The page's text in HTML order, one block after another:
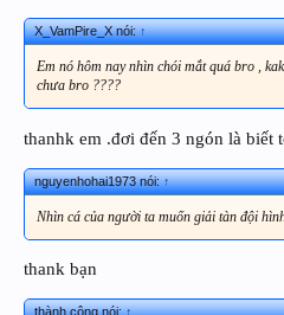
X_VamPire_X nói:↑
Em nó hôm nay nhìn chói mắt quá bro ,
chưa bro ????
thanhk em .đơi đến 3 ngón là biết
nguyenhohai1973 nói:↑
Nhìn cá của người ta muốn giải tàn đội
thank bạn
thành công nói:↑